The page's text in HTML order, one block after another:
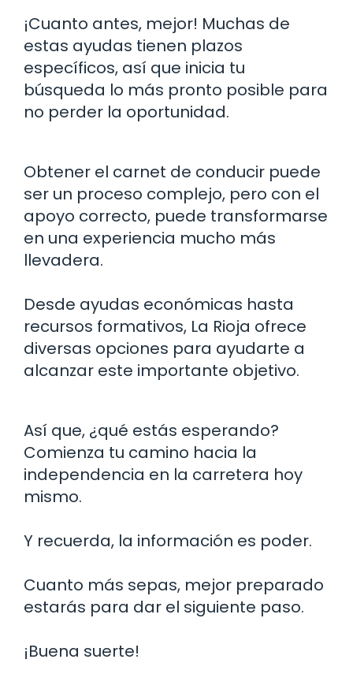
¡Cuanto antes, mejor! Muchas de
estas ayudas tienen plazos
específicos, así que inicia tu
búsqueda lo más pronto posible para
no perder la oportunidad.
Obtener el carnet de conducir puede
ser un proceso complejo, pero con el
apoyo correcto, puede transformarse
en una experiencia mucho más
llevadera.
Desde ayudas económicas hasta
recursos formativos, La Rioja ofrece
diversas opciones para ayudarte a
alcanzar este importante objetivo.
Así que, ¿qué estás esperando?
Comienza tu camino hacia la
independencia en la carretera hoy
mismo.
Y recuerda, la información es poder.
Cuanto más sepas, mejor preparado
estarás para dar el siguiente paso.
¡Buena suerte!